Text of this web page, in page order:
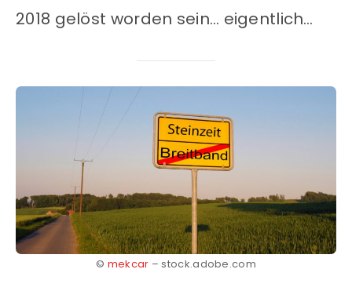
2018 gelöst worden sein… eigentlich…
© mekcar – stock.adobe.com